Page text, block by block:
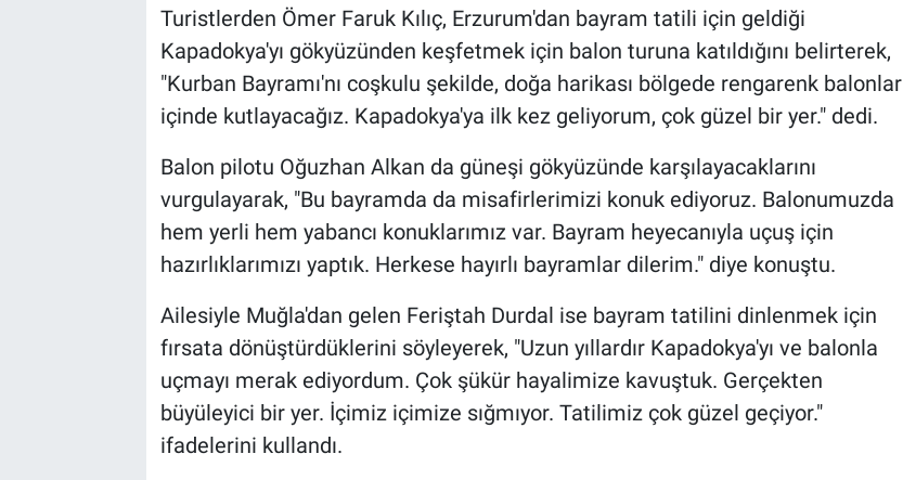
Turistlerden Ömer Faruk Kılıç, Erzurum'dan bayram tatili için geldiği
Kapadokya'yı gökyüzünden keşfetmek için balon turuna katıldığını belirterek,
"Kurban Bayramı'nı coşkulu şekilde, doğa harikası bölgede rengarenk balonlar
içinde kutlayacağız. Kapadokya'ya ilk kez geliyorum, çok güzel bir yer." dedi.
Balon pilotu Oğuzhan Alkan da güneşi gökyüzünde karşılayacaklarını
vurgulayarak, "Bu bayramda da misafirlerimizi konuk ediyoruz. Balonumuzda
hem yerli hem yabancı konuklarımız var. Bayram heyecanıyla uçuş için
hazırlıklarımızı yaptık. Herkese hayırlı bayramlar dilerim." diye konuştu.
Ailesiyle Muğla'dan gelen Feriştah Durdal ise bayram tatilini dinlenmek için
fırsata dönüştürdüklerini söyleyerek, "Uzun yıllardır Kapadokya'yı ve balonla
uçmayı merak ediyordum. Çok şükür hayalimize kavuştuk. Gerçekten
büyüleyici bir yer. İçimiz içimize sığmıyor. Tatilimiz çok güzel geçiyor."
ifadelerini kullandı.